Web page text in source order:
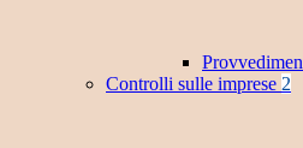
Controlli sulle imprese 2